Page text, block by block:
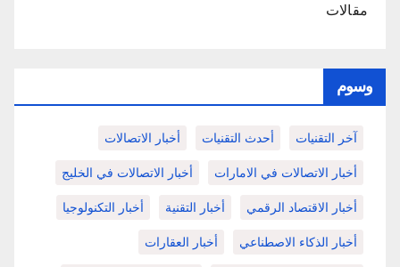
مقالات
وسوم
آخر التقنيات أحدث التقنيات أخبار الاتصالات
أخبار الاتصالات في الامارات أخبار الاتصالات في الخليج
أخبار الاقتصاد الرقمي أخبار التقنية أخبار التكنولوجيا
أخبار الذكاء الاصطناعي أخبار العقارات